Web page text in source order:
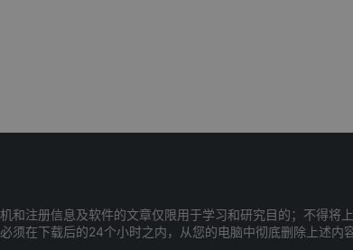
和注册信息及软件的文章仅限用于学习和研究目的；不得将
在下载后的24个小时之内，从您的电脑中彻底删除上述内